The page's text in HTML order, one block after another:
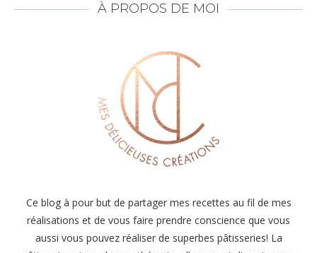
À PROPOS DE MOI
Ce blog à pour but de partager mes recettes au fil de mes
réalisations et de vous faire prendre conscience que vous
aussi vous pouvez réaliser de superbes pâtisseries! La